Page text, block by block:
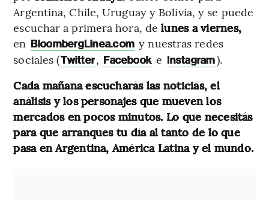
Argentina, Chile, Uruguay y Bolivia, y se puede
escuchar a primera hora, delunes a viernes,
en BloombergLinea.com y nuestras redes
sociales (Twitter, Facebook e Instagram).
Cada mañana escucharás las noticias, el
análisis y los personajes que mueven los
mercados en pocos minutos. Lo que necesitás
para que arranques tu día al tanto de lo que
pasa en Argentina, América Latina y el mundo.